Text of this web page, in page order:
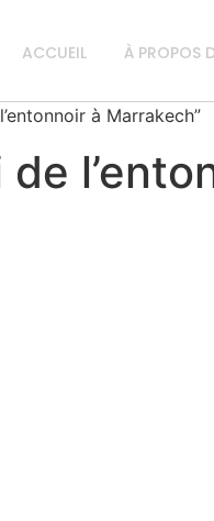
ACCUEIL À PROPOS
à Marrakech”